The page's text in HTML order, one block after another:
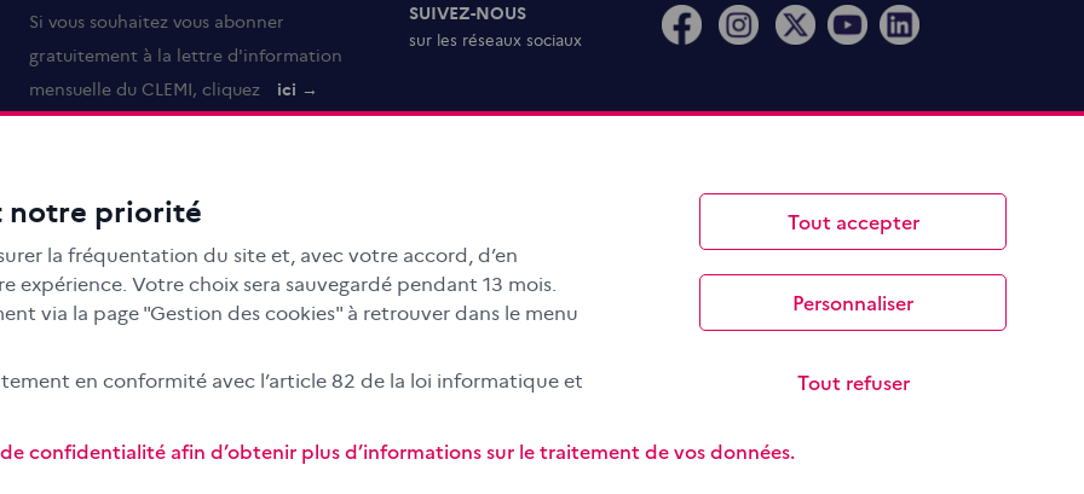
Si vous souhaitez vous abonner
gratuitement à la lettre d'information
mensuelle du CLEMI, cliquez
ici →
SUIVEZ-NOUS
sur les réseaux sociaux
notre priorité
la fréquentation du site et, avec votre accord, d’en
expérience. Votre choix sera sauvegardé pendant 13 mois.
via la page "Gestion des cookies" à retrouver dans le menu
en conformité avec l’article 82 de la loi informatique et
Tout accepter
Tout refuser
Personnaliser
confidentialité afin d’obtenir plus d’informations sur le traitement de vos données.